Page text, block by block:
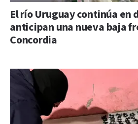
El río Uruguay continúa en
anticipan una nueva baja
Concordia